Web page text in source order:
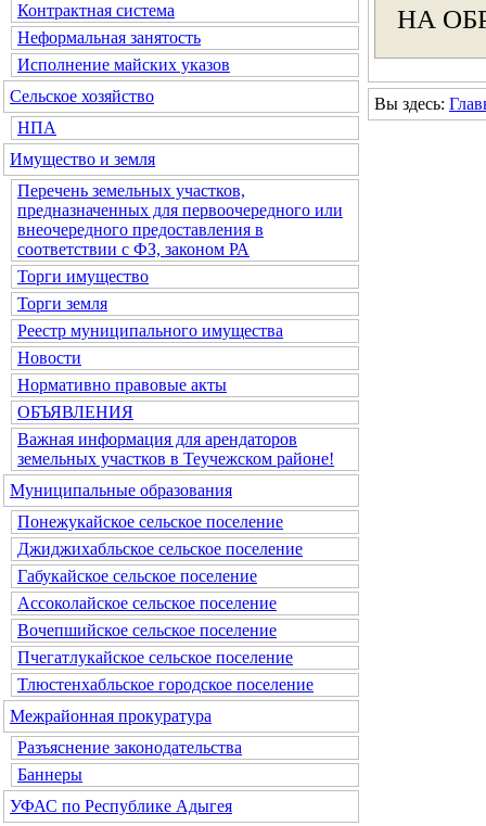
Контрактная система
Неформальная занятость
Исполнение майских указов
Сельское хозяйство
НПА
Имущество и земля
Перечень земельных участков,
предназначенных для первоочередного или
внеочередного предоставления в
соответствии с ФЗ, законом РА
Торги имущество
Торги земля
Реестр муниципального имущества
Новости
Нормативно правовые акты
ОБЪЯВЛЕНИЯ
Важная информация для арендаторов
земельных участков в Теучежском районе!
Муниципальные образования
Понежукайское сельское поселение
Джиджихабльское сельское поселение
Габукайское сельское поселение
Ассоколайское сельское поселение
Вочепшийское сельское поселение
Пчегатлукайское сельское поселение
Тлюстенхабльское городское поселение
Межрайонная прокуратура
Разъяснение законодательства
Баннеры
УФАС по Республике Адыгея
НА
Вы здесь: